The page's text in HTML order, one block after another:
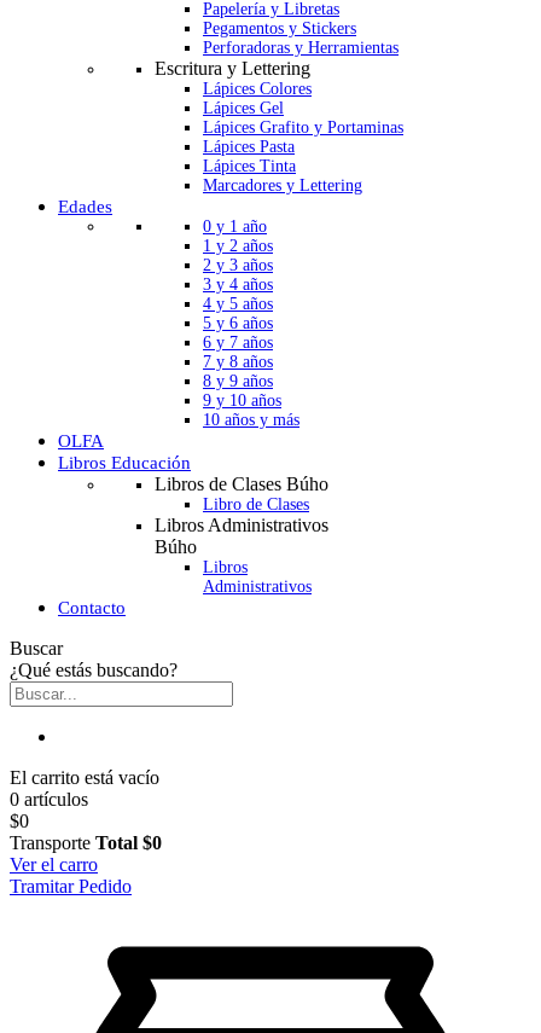
Papelería y Libretas
Pegamentos y Stickers
Perforadoras y Herramientas
Escritura y Lettering
Lápices Colores
Lápices Gel
Lápices Grafito y Portaminas
Lápices Pasta
Lápices Tinta
Marcadores y Lettering
Edades
0 y 1 año
1 y 2 años
2 y 3 años
3 y 4 años
4 y 5 años
5 y 6 años
6 y 7 años
7 y 8 años
8 y 9 años
9 y 10 años
10 años y más
OLFA
Libros Educación
Libros de Clases Búho
Libro de Clases
Libros Administrativos
Búho
Libros
Administrativos
Contacto
Buscar
¿Qué estás buscando?
El carrito está vacío
0 artículos
$0
Transporte Total $0
Ver el carro
Tramitar Pedido